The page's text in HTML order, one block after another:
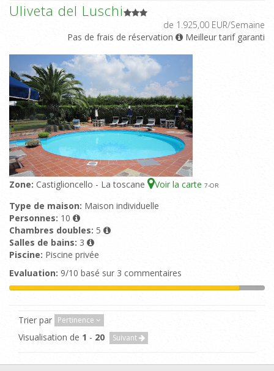
Uliveta del Luschi
de 1.925,00 EUR/Semaine
Pas de frais de réservation
Meilleur tarif garanti
Zone: Castiglioncello - La toscane Voir la carte 7-OR
Type de maison: Maison individuelle
Personnes: 10
Chambres doubles: 5
Salles de bains: 3
Piscine: Piscine privée
Evaluation: 9/10 basé sur 3 commentaires
Trier par Pertinence
Visualisation de 1 - 20 Suivant